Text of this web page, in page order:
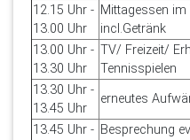
12.15 Uhr -
13.00 Uhr
Mittagessen
incl.Getränk
13.00 Uhr -
13.30 Uhr
TV/ Freizeit/
Tennisspielen
13.30 Uhr -
13.45 Uhr
erneutes
13.45 Uhr - Besprechung